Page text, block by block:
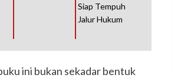
Siap Tempuh
Jalur Hukum
ini bukan sekadar bentuk